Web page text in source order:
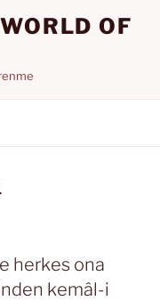
OF
herkes ona
kemâl-i